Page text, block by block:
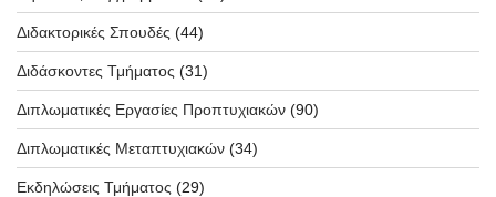
Διδακτορικές Σπουδές (44)
Διδάσκοντες Τμήματος (31)
Διπλωματικές Εργασίες Προπτυχιακών (90)
Διπλωματικές Μεταπτυχιακών (34)
Εκδηλώσεις Τμήματος (29)